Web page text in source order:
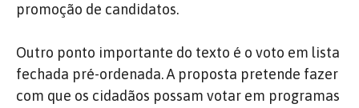
promoção de candidatos.
Outro ponto importante do texto é o voto em lista
fechada pré-ordenada. A proposta pretende fazer
com que os cidadãos possam votar em programas